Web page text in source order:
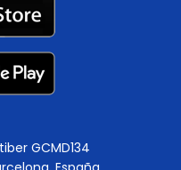
GCMD134